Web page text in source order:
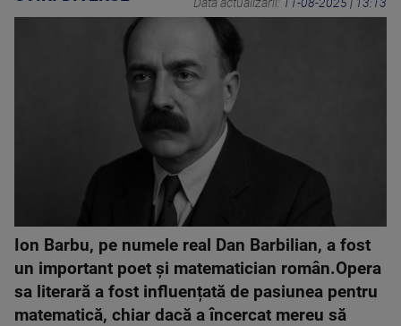
Ion Barbu, pe numele real Dan Barbilian, a fost
un important poet și matematician român.Opera
sa literară a fost influențată de pasiunea pentru
matematică, chiar dacă a încercat mereu să